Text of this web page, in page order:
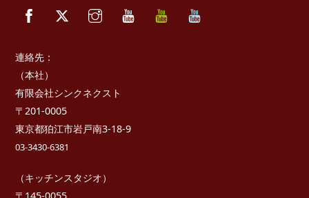
Top
FacebookTwitter InstagramYouTube
連絡先：
（本社）
有限会社シンクネクスト
〒201-0005
東京都狛江市岩戸南3-18-9
03-3430-6381
（キッチンスタジオ）
〒145-0055